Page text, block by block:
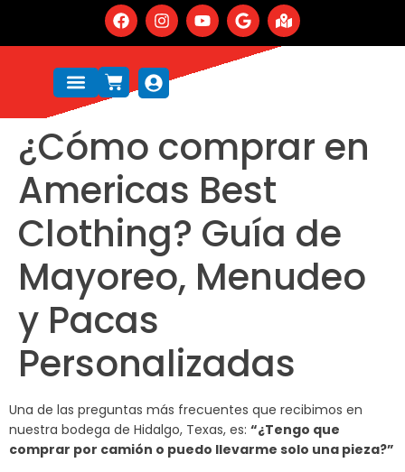
¿Cómo comprar en
Americas Best
Clothing? Guía de
Mayoreo, Menudeo
y Pacas
Personalizadas
Una de las preguntas más frecuentes que recibimos en
nuestra bodega de Hidalgo, Texas, es: “¿Tengo que
comprar por camión o puedo llevarme solo una pieza?”